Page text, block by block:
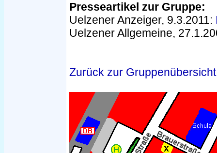
Presseartikel zur Gruppe:
Uelzener Anzeiger, 9.3.2011:
Uelzener Allgemeine,
Zurück zur Gruppenübersicht